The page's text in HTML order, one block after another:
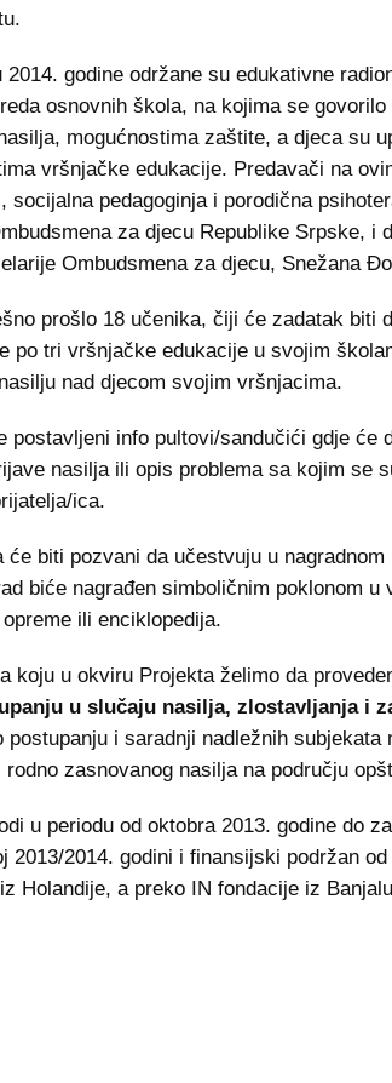
2014. godine održane su edukativne
osnovnih škola, na kojima se govorilo
mogućnostima zaštite, a djeca su
vršnjačke edukacije. Predavači na
socijalna pedagoginja i porodična
za djecu Republike Srpske, i
Ombudsmena za djecu, Snežana
prošlo 18 učenika, čiji će zadatak biti
po tri vršnjačke edukacije u svojim
nad djecom svojim vršnjacima.
postavljeni info pultovi/sandučići gdje će
nasilja ili opis problema sa kojim se
ica.
biti pozvani da učestvuju u
biće nagrađen simboličnim poklonom u
ili enciklopedija.
koju u okviru Projekta želimo da
u slučaju nasilja, zlostavljanja i
postupanju i saradnji nadležnih subjekata
zasnovanog nasilja na području
u periodu od oktobra 2013. godine do
2013/2014. godini i finansijski podržan
Holandije, a preko IN fondacije iz